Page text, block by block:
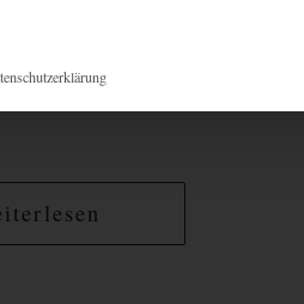
mit Kleidern aus der neuen